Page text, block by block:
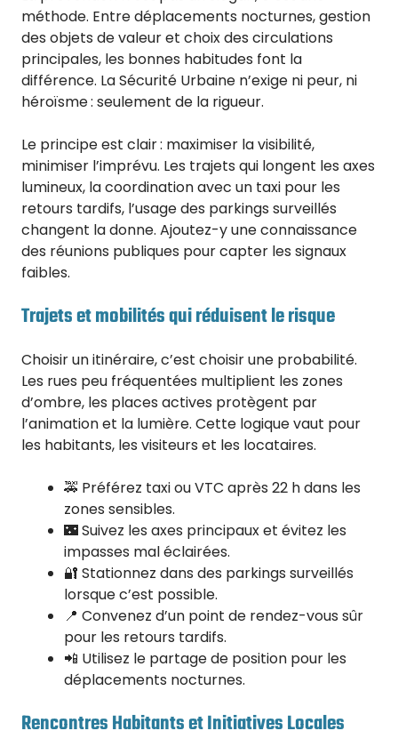
méthode. Entre déplacements nocturnes, gestion
des objets de valeur et choix des circulations
principales, les bonnes habitudes font la
différence. La Sécurité Urbaine n’exige ni peur, ni
héroïsme : seulement de la rigueur.
Le principe est clair : maximiser la visibilité,
minimiser l’imprévu. Les trajets qui longent les axes
lumineux, la coordination avec un taxi pour les
retours tardifs, l’usage des parkings surveillés
changent la donne. Ajoutez-y une connaissance
des réunions publiques pour capter les signaux
faibles.
Trajets et mobilités qui réduisent le risque
Choisir un itinéraire, c’est choisir une probabilité.
Les rues peu fréquentées multiplient les zones
d’ombre, les places actives protègent par
l’animation et la lumière. Cette logique vaut pour
les habitants, les visiteurs et les locataires.
🚕 Préférez taxi ou VTC après 22 h dans les
zones sensibles.
🌃 Suivez les axes principaux et évitez les
impasses mal éclairées.
🔐 Stationnez dans des parkings surveillés
lorsque c’est possible.
📍 Convenez d’un point de rendez-vous sûr
pour les retours tardifs.
📲 Utilisez le partage de position pour les
déplacements nocturnes.
Rencontres Habitants et Initiatives Locales